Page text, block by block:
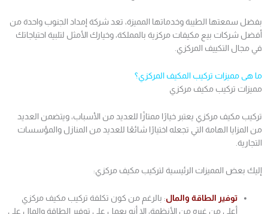
بفضل سمعتها الطيبة وخدماتها المميزة، تعد شركة إمداد الجنوب واحدة من
أفضل شركات بيع مكيفات مركزية بالمملكة، وخيارك الأمثل لتلبية احتياجاتك
في مجال التكييف المركزي.
ما هى مميزات تركيب المكيف المركزي؟
مميزات تركيب مكيف مركزي
تركيب مكيف مركزي يعتبر خيارًا ممتازًا للعديد من الأسباب، ويتضمن العديد
من المزايا الهامة التي تجعله اختيارًا شائعًا للعديد من المنازل والمؤسسات
التجارية.
إليك بعض المميزات الرئيسية لتركيب مكيف مركزي:
توفير الطاقة والمال: بالرغم من كون تكلفة تركيب مكيف مركزي
أعلى من غيره من الأنظمة، إلا أنه يعمل على توفير الطاقة والمال على